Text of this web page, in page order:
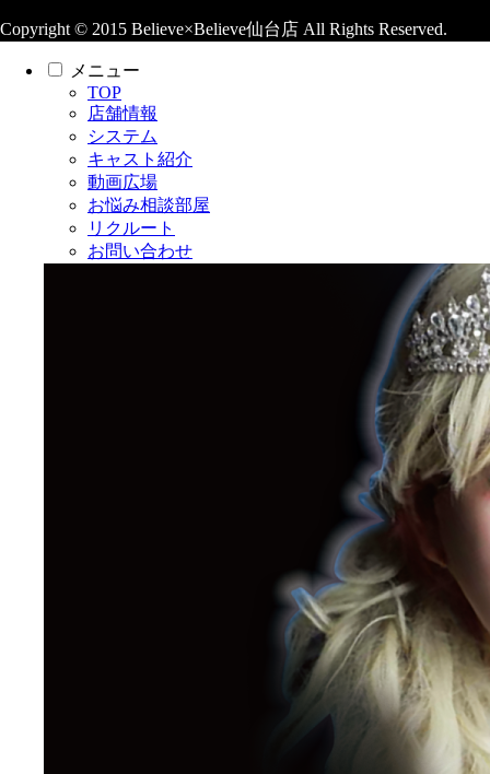
Copyright © 2015 Believe×Believe仙台店 All Rights Reserved.
メニュー
TOP
店舗情報
システム
キャスト紹介
動画広場
お悩み相談部屋
リクルート
お問い合わせ